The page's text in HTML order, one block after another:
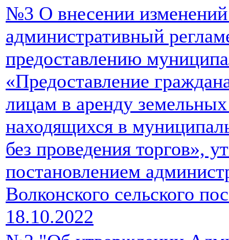
№3 О внесении
административный
предоставлению
«Предоставление
лицам в аренду земельных
находящихся в
без проведения торгов»,
постановлением
Волконского сельского
18.10.2022